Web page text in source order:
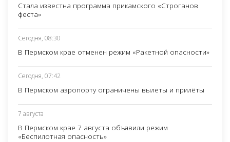
Стала известна программа прикамского «Строганов
феста»
Сегодня, 08:30
В Пермском крае отменен режим «Ракетной опасности»
Сегодня, 07:42
В Пермском аэропорту ограничены вылеты и прилёты
7 августа
В Пермском крае 7 августа объявили режим
«Беспилотная опасность»